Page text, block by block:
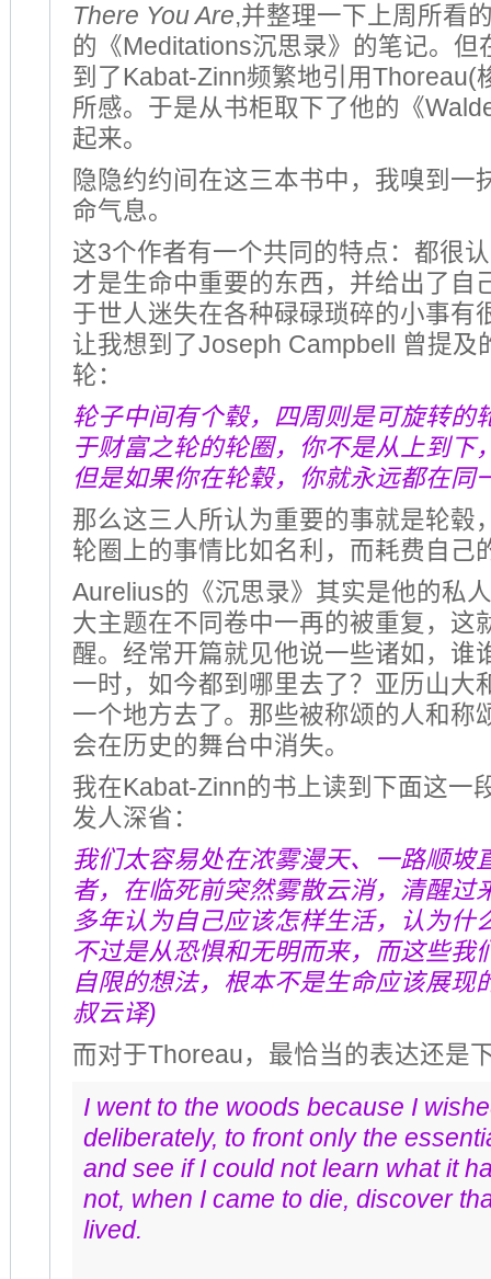
There You Are,并整理一下上周所看
的《Meditations沉思录》的笔记。但
到了Kabat-Zinn频繁地引用Thoreau(
所感。于是从书柜取下了他的《
起来。
隐隐约约间在这三本书中，我嗅到一
命气息。
这3个作者有一个共同的特点：都很
才是生命中重要的东西，并给出了自
于世人迷失在各种碌碌琐碎的小事有
让我想到了Joseph Campbell 曾提及
轮：
轮子中间有个毂，四周则是可旋转的
于财富之轮的轮圈，你不是从上到下
但是如果你在轮毂，你就永远都在同
那么这三人所认为重要的事就是轮毂
轮圈上的事情比如名利，而耗费自己
Aurelius的《沉思录》其实是他的私
大主题在不同卷中一再的被重复，这
醒。经常开篇就见他说一些诸如，谁
一时，如今都到哪里去了？亚历山大
一个地方去了。那些被称颂的人和称
会在历史的舞台中消失。
我在Kabat-Zinn的书上读到下面这一
发人深省：
我们太容易处在浓雾漫天、一路顺坡
者，在临死前突然雾散云消，清醒过
多年认为自己应该怎样生活，认为什
不过是从恐惧和无明而来，而这些我
自限的想法，根本不是生命应该展现
叔云译)
而对于Thoreau，最恰当的表达还是
I went to the woods because I
deliberately, to front only the
and see if I could not learn what it
not, when I came to die, discover
lived.